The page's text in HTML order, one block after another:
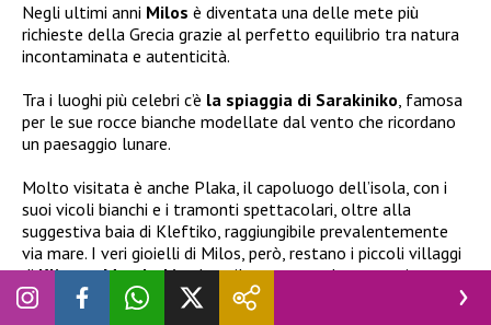
Negli ultimi anni Milos è diventata una delle mete più
richieste della Grecia grazie al perfetto equilibrio tra natura
incontaminata e autenticità.
Tra i luoghi più celebri c’è la spiaggia di Sarakiniko, famosa
per le sue rocce bianche modellate dal vento che ricordano
un paesaggio lunare.
Molto visitata è anche Plaka, il capoluogo dell’isola, con i
suoi vicoli bianchi e i tramonti spettacolari, oltre alla
suggestiva baia di Kleftiko, raggiungibile prevalentemente
via mare. I veri gioielli di Milos, però, restano i piccoli villaggi
diKlima e Mandrakia, dove il tempo sembra essersi
fermato e dove le antiche case dei pescatori continuano a